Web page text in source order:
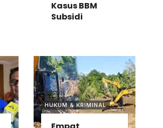
Kasus BBM
Subsidi
HUKUM & KRIMINAL